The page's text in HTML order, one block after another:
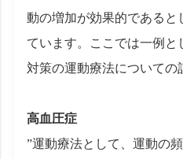
動の増加が効果的であると
ています。ここでは一例と
対策の運動療法についての
高血圧症
”運動療法として、運動の